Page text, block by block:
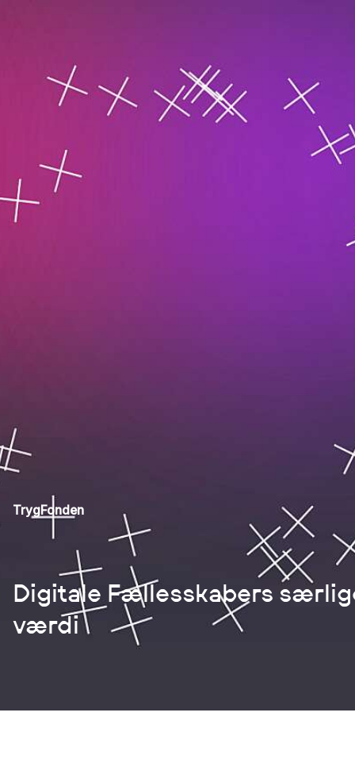
TrygFonden
Digitale Fællesskabers
værdi